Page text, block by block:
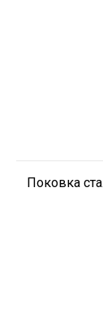
Поковка